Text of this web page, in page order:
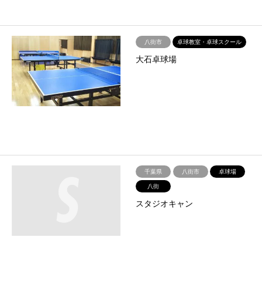
八街市 卓球教室・卓球スクール
大石卓球場
千葉県 八街市
卓球場
八街
スタジオキャン